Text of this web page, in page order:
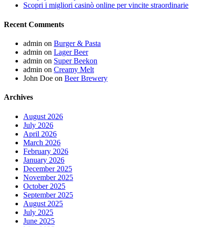
Scopri i migliori casinò online per vincite straordinarie
Recent Comments
admin on Burger & Pasta
admin on Lager Beer
admin on Super Beekon
admin on Creamy Melt
John Doe on Beer Brewery
Archives
August 2026
July 2026
April 2026
March 2026
February 2026
January 2026
December 2025
November 2025
October 2025
September 2025
August 2025
July 2025
June 2025